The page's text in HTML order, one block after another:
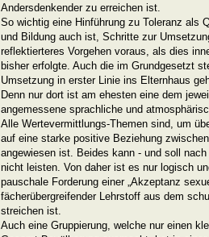
Andersdenkender zu erreichen ist.
So wichtig eine Hinführung zu Toleranz als
und Bildung auch ist, Schritte zur
reflektierteres Vorgehen voraus, als dies
bisher erfolgte. Auch die im Grundgesetzt
Umsetzung in erster Linie ins Elternhaus
Denn nur dort ist am ehesten eine dem
angemessene sprachliche und
Alle Wertevermittlungs-Themen sind, um
auf eine starke positive Beziehung
angewiesen ist. Beides kann - und soll
nicht leisten. Von daher ist es nur logisch
pauschale Forderung einer „Akzeptanz
fächerübergreifender Lehrstoff aus dem
streichen ist.
Auch eine Gruppierung, welche nur einen